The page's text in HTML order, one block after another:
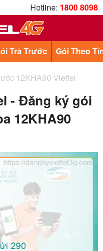
Hotline: 1800 8098
Trả Trước Gói Theo
12KHA90 Viettel
- Đăng ký gói
12KHA90